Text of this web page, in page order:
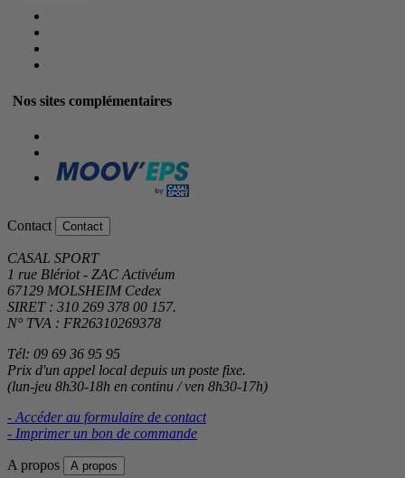
Nos sites complémentaires
Contact Contact
CASAL SPORT
1 rue Blériot - ZAC Activéum
67129 MOLSHEIM Cedex
SIRET : 310 269 378 00 157.
N° TVA : FR26310269378
Tél: 09 69 36 95 95
Prix d'un appel local depuis un poste fixe.
(lun-jeu 8h30-18h en continu / ven 8h30-17h)
- Accéder au formulaire de contact
- Imprimer un bon de commande
A propos A propos